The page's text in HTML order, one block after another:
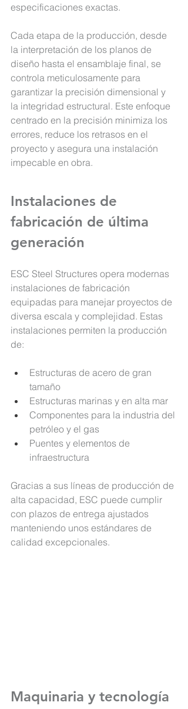
especificaciones exactas.
Cada etapa de la producción, desde
la interpretación de los planos de
diseño hasta el ensamblaje final, se
controla meticulosamente para
garantizar la precisión dimensional y
la integridad estructural. Este enfoque
centrado en la precisión minimiza los
errores, reduce los retrasos en el
proyecto y asegura una instalación
impecable en obra.
Instalaciones de
fabricación de última
generación
ESC Steel Structures opera modernas
instalaciones de fabricación
equipadas para manejar proyectos de
diversa escala y complejidad. Estas
instalaciones permiten la producción
de:
Estructuras de acero de gran
tamaño
Estructuras marinas y en alta mar
Componentes para la industria del
petróleo y el gas
Puentes y elementos de
infraestructura
Gracias a sus líneas de producción de
alta capacidad, ESC puede cumplir
con plazos de entrega ajustados
manteniendo unos estándares de
calidad excepcionales.
Maquinaria y tecnología